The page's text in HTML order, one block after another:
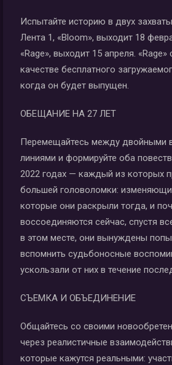
Испытайте историю в двух
Лента 1, «Bloom», выходит 18
«Rage», выходит 15 апреля. «Rage»
качестве бесплатного
когда он будет выпущен.
ОБЕЩАНИЕ НА 27 ЛЕТ
Перемещайтесь между двойными
линиями и формируйте оба
2022 годах — каждый из которых
большей головоломки:
которые они раскрыли тогда, и
воссоединяются сейчас, спустя
в этом месте, они вынуждены
вспомнить судьбоносные
ускользали от них в течение
СЪЕМКА И ОБЪЕДИНЕНИЕ
Общайтесь со своими
через реалистичные
которые кажутся реальными: